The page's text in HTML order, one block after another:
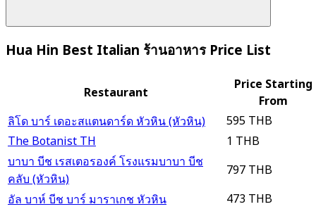
Hua Hin Best Italian ร้านอาหาร Price List
Restaurant
Price Starting
From
ลิโด บาร์ เดอะสแตนดาร์ด หัวหิน (หัวหิน)
595 THB
The Botanist TH
1 THB
บาบา บีช เรสเตอรองค์ โรงแรมบาบา บีช
คลับ (หัวหิน)
797 THB
อัล บาห์ บีช บาร์ มาราเกช หัวหิน
473 THB